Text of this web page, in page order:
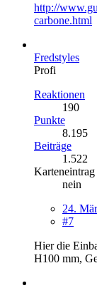
http://
carbone.html
Fredstyles
Profi
Reaktionen
190
Punkte
8.195
Beiträge
1.522
Karteneintrag
nein
24.
#7
Hier die
H100 mm,